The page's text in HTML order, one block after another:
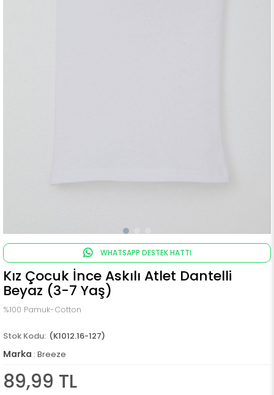
WHATSAPP DESTEK HATTI
Kız Çocuk İnce Askılı Atlet Dantelli
Beyaz (3-7 Yaş)
%100 Pamuk-Cotton
(K1012.16-127)
Marka : Breeze
89,99 TL